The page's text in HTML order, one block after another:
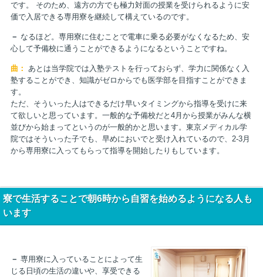
です。 そのため、遠方の方でも極力対面の授業を受けられるように安
価で入居できる専用寮を継続して構えているのです。
－ なるほど。専用寮に住むことで電車に乗る必要がなくなるため、安
心して予備校に通うことができるようになるということですね。
曲：
あとは当学院では入塾テストを行っておらず、学力に関係なく入
塾することができ、知識がゼロからでも医学部を目指すことができま
す。
ただ、そういった人はできるだけ早いタイミングから指導を受けに来
て欲しいと思っています。一般的な予備校だと4月から授業がみんな横
並びから始まってというのが一般的かと思います。東京メディカル学
院ではそういった子でも、早めにおいでと受け入れているので、2-3月
から専用寮に入ってもらって指導を開始したりもしています。
寮で生活することで朝6時から自習を始めるようになる人も
います
－ 専用寮に入っていることによって生
じる日頃の生活の違いや、享受できる